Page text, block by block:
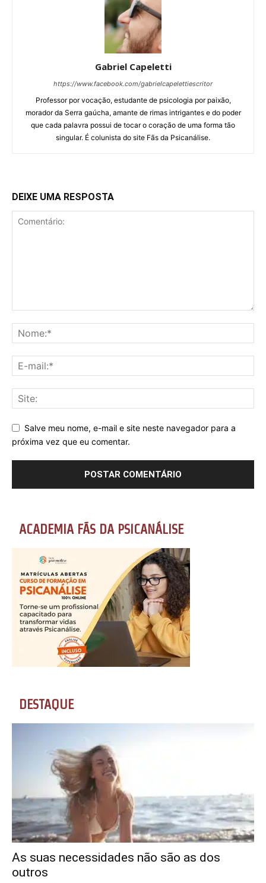
Gabriel Capeletti
https://www.facebook.com/gabrielcapelettiescritor
Professor por vocação, estudante de psicologia por paixão,
morador da Serra gaúcha, amante de rimas intrigantes e do poder
que cada palavra possui de tocar o coração de uma forma tão
singular. É colunista do site Fãs da Psicanálise.
DEIXE UMA RESPOSTA
Salve meu nome, e-mail e site neste navegador para a
próxima vez que eu comentar.
ACADEMIA FÃS DA PSICANÁLISE
DESTAQUE
As suas necessidades não são as dos
outros